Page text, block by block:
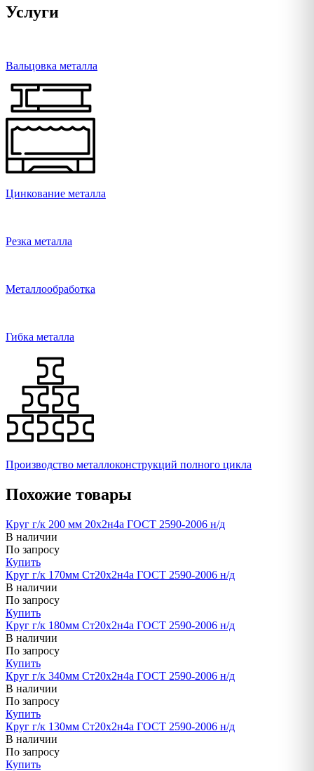
Услуги
Вальцовка металла
Цинкование металла
Резка металла
Металлообработка
Гибка металла
Производство металлоконструкций полного цикла
Похожие товары
Круг г/к 200 мм 20х2н4а ГОСТ 2590-2006 н/д
В наличии
По запросу
Купить
Круг г/к 170мм Ст20х2н4а ГОСТ 2590-2006 н/д
В наличии
По запросу
Купить
Круг г/к 180мм Ст20х2н4а ГОСТ 2590-2006 н/д
В наличии
По запросу
Купить
Круг г/к 340мм Ст20х2н4а ГОСТ 2590-2006 н/д
В наличии
По запросу
Купить
Круг г/к 130мм Ст20х2н4а ГОСТ 2590-2006 н/д
В наличии
По запросу
Купить